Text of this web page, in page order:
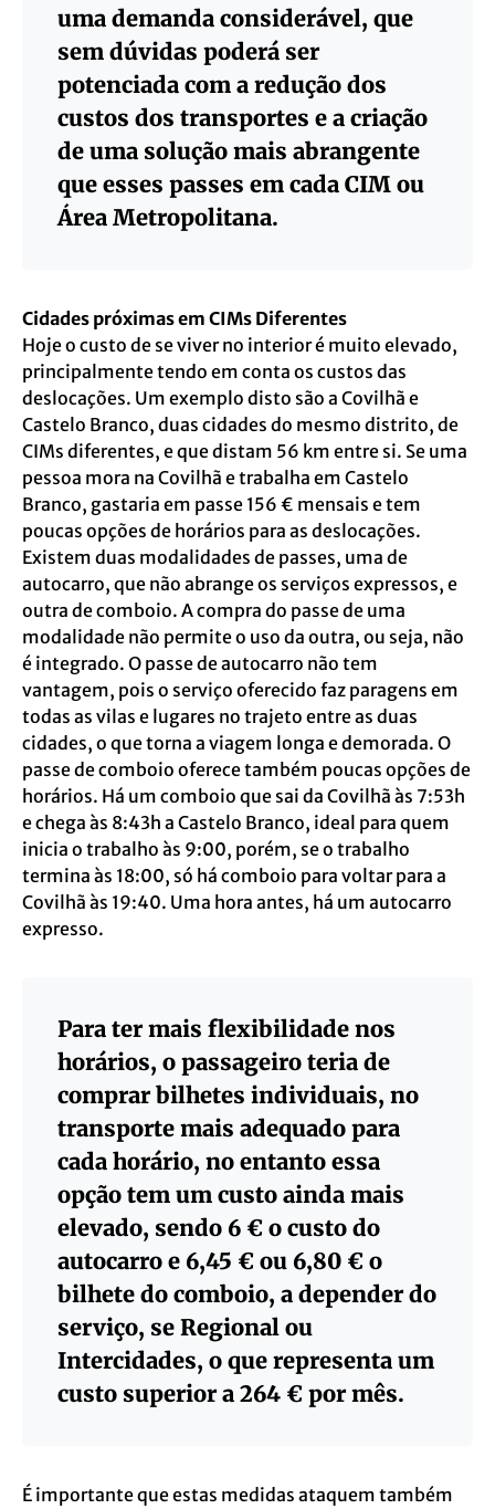
uma demanda considerável, que
sem dúvidas poderá ser
potenciada com a redução dos
custos dos transportes e a criação
de uma solução mais abrangente
que esses passes em cada CIM ou
Área Metropolitana.
Cidades próximas em CIMs Diferentes
Hoje o custo de se viver no interior é muito elevado,
principalmente tendo em conta os custos das
deslocações. Um exemplo disto são a Covilhã e
Castelo Branco, duas cidades do mesmo distrito, de
CIMs diferentes, e que distam 56 km entre si. Se uma
pessoa mora na Covilhã e trabalha em Castelo
Branco, gastaria em passe 156 € mensais e tem
poucas opções de horários para as deslocações.
Existem duas modalidades de passes, uma de
autocarro, que não abrange os serviços expressos, e
outra de comboio. A compra do passe de uma
modalidade não permite o uso da outra, ou seja, não
é integrado. O passe de autocarro não tem
vantagem, pois o serviço oferecido faz paragens em
todas as vilas e lugares no trajeto entre as duas
cidades, o que torna a viagem longa e demorada. O
passe de comboio oferece também poucas opções de
horários. Há um comboio que sai da Covilhã às 7:53h
e chega às 8:43h a Castelo Branco, ideal para quem
inicia o trabalho às 9:00, porém, se o trabalho
termina às 18:00, só há comboio para voltar para a
Covilhã às 19:40. Uma hora antes, há um autocarro
expresso.
Para ter mais flexibilidade nos
horários, o passageiro teria de
comprar bilhetes individuais, no
transporte mais adequado para
cada horário, no entanto essa
opção tem um custo ainda mais
elevado, sendo 6 € o custo do
autocarro e 6,45 € ou 6,80 € o
bilhete do comboio, a depender do
serviço, se Regional ou
Intercidades, o que representa um
custo superior a 264 € por mês.
É importante que estas medidas ataquem também